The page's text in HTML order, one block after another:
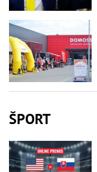
ŠPORT